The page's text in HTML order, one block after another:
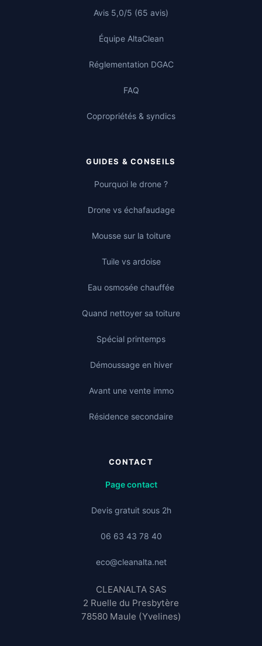
Avis 5,0/5 (65 avis)
Équipe AltaClean
Réglementation DGAC
FAQ
Copropriétés & syndics
GUIDES & CONSEILS
Pourquoi le drone ?
Drone vs échafaudage
Mousse sur la toiture
Tuile vs ardoise
Eau osmosée chauffée
Quand nettoyer sa toiture
Spécial printemps
Démoussage en hiver
Avant une vente immo
Résidence secondaire
CONTACT
Page contact
Devis gratuit sous 2h
06 63 43 78 40
eco@cleanalta.net
CLEANALTA SAS
2 Ruelle du Presbytère
78580 Maule (Yvelines)